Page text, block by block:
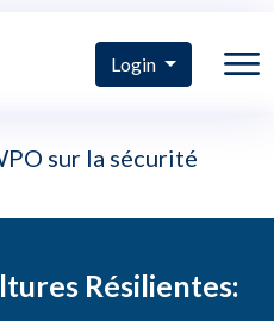
Login
sur la sécurité
Résilientes: